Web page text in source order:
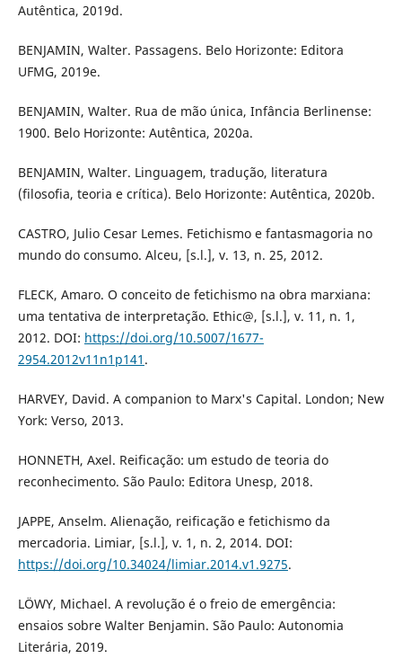
Autêntica, 2019d.
BENJAMIN, Walter. Passagens. Belo Horizonte: Editora
UFMG, 2019e.
BENJAMIN, Walter. Rua de mão única, Infância Berlinense:
1900. Belo Horizonte: Autêntica, 2020a.
BENJAMIN, Walter. Linguagem, tradução, literatura
(filosofia, teoria e crítica). Belo Horizonte: Autêntica, 2020b.
CASTRO, Julio Cesar Lemes. Fetichismo e fantasmagoria no
mundo do consumo. Alceu, [s.l.], v. 13, n. 25, 2012.
FLECK, Amaro. O conceito de fetichismo na obra marxiana:
uma tentativa de interpretação. Ethic@, [s.l.], v. 11, n. 1,
2012. DOI: https://doi.org/10.5007/1677-
2954.2012v11n1p141 .
HARVEY, David. A companion to Marx's Capital. London; New
York: Verso, 2013.
HONNETH, Axel. Reificação: um estudo de teoria do
reconhecimento. São Paulo: Editora Unesp, 2018.
JAPPE, Anselm. Alienação, reificação e fetichismo da
mercadoria. Limiar, [s.l.], v. 1, n. 2, 2014. DOI:
https://doi.org/10.34024/limiar.2014.v1.9275.
LÖWY, Michael. A revolução é o freio de emergência:
ensaios sobre Walter Benjamin. São Paulo: Autonomia
Literária, 2019.